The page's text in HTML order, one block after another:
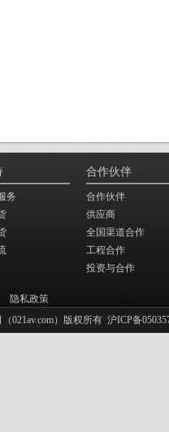
务
合作伙伴
合作伙伴
供应商
全国渠道合作
工程合作
投资与合作
隐私政策
021av.com）版权所有 沪ICP备